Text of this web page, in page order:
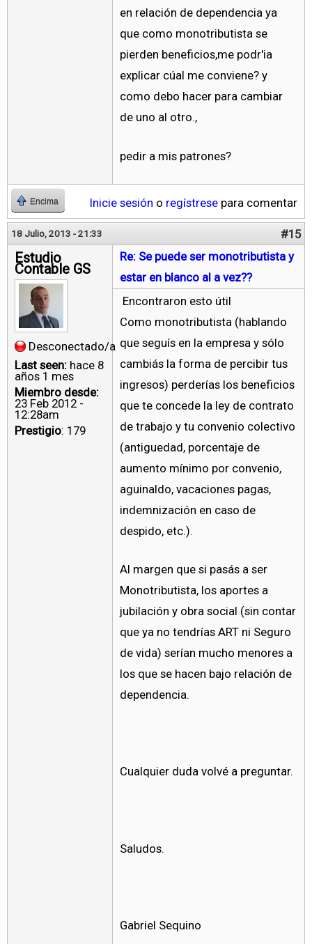
en relación de dependencia ya
que como monotributista se
pierden beneficios,me podr'ia
explicar cúal me conviene? y
como debo hacer para cambiar
de uno al otro.,
pedir a mis patrones?
Encima Inicie sesión o regístrese para comentar
18 Julio, 2013 - 21:33 #15
Estudio
Contable GS
Desconectado/a
Last seen: hace 8
años 1 mes
Miembro desde:
23 Feb 2012 -
12:28am
Prestigio: 179
Re: Se puede ser monotributista y
estar en blanco al a vez??
Encontraron esto útil
Como monotributista (hablando
que seguís en la empresa y sólo
cambiás la forma de percibir tus
ingresos) perderías los beneficios
que te concede la ley de contrato
de trabajo y tu convenio colectivo
(antiguedad, porcentaje de
aumento mínimo por convenio,
aguinaldo, vacaciones pagas,
indemnización en caso de
despido, etc.).
Al margen que si pasás a ser
Monotributista, los aportes a
jubilación y obra social (sin contar
que ya no tendrías ART ni Seguro
de vida) serían mucho menores a
los que se hacen bajo relación de
dependencia.
Cualquier duda volvé a preguntar.
Saludos.
Gabriel Sequino